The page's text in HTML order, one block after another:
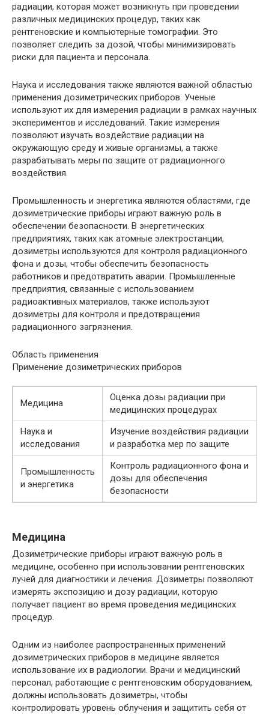
радиации, которая может возникнуть при проведении
различных медицинских процедур, таких как
рентгеновские и компьютерные томографии. Это
позволяет следить за дозой, чтобы минимизировать
риски для пациента и персонала.
Наука и исследования также являются важной областью
применения дозиметрических приборов. Ученые
используют их для измерения радиации в рамках научных
экспериментов и исследований. Такие измерения
позволяют изучать воздействие радиации на
окружающую среду и живые организмы, а также
разрабатывать меры по защите от радиационного
воздействия.
Промышленность и энергетика являются областями, где
дозиметрические приборы играют важную роль в
обеспечении безопасности. В энергетических
предприятиях, таких как атомные электростанции,
дозиметры используются для контроля радиационного
фона и дозы, чтобы обеспечить безопасность
работников и предотвратить аварии. Промышленные
предприятия, связанные с использованием
радиоактивных материалов, также используют
дозиметры для контроля и предотвращения
радиационного загрязнения.
Область применения
Применение дозиметрических приборов
Медицина
Оценка дозы радиации при
медицинских процедурах
Наука и
исследования
Изучение воздействия радиации
и разработка мер по защите
Промышленность
и энергетика
Контроль радиационного фона и
дозы для обеспечения
безопасности
Медицина
Дозиметрические приборы играют важную роль в
медицине, особенно при использовании рентгеновских
лучей для диагностики и лечения. Дозиметры позволяют
измерять экспозицию и дозу радиации, которую
получает пациент во время проведения медицинских
процедур.
Одним из наиболее распространенных применений
дозиметрических приборов в медицине является
использование их в радиологии. Врачи и медицинский
персонал, работающие с рентгеновским оборудованием,
должны использовать дозиметры, чтобы
контролировать уровень облучения и защитить себя от